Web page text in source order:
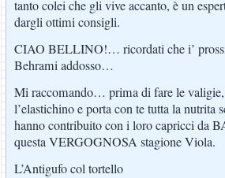
tanto colei che gli vive accanto, è un
dargli ottimi consigli.
CIAO BELLINO!… ricordati che i’
Behrami addosso…
Mi raccomando… prima di fare le valigie,
l’elastichino e porta con te tutta la nutrita
hanno contribuito con i loro capricci da
questa VERGOGNOSA stagione Viola.
L’Antigufo col tortello